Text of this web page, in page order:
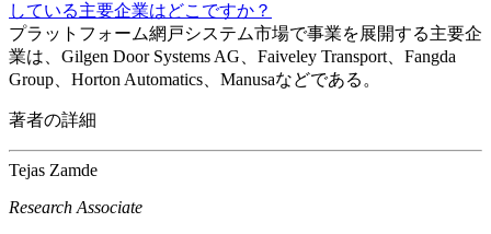
している主要企業はどこですか？
プラットフォーム網戸システム市場で事業を展開する主要企
業は、Gilgen Door Systems AG、Faiveley Transport、Fangda
Group、Horton Automatics、Manusaなどである。
著者の詳細
Tejas Zamde
Research Associate